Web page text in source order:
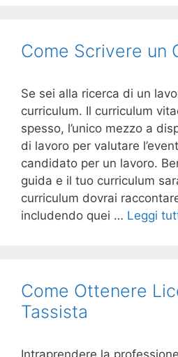
Come Scrivere un
Se sei alla ricerca di un
curriculum. Il curriculum
spesso, l’unico mezzo a
di lavoro per valutare
candidato per un lavoro.
guida e il tuo curriculum
curriculum dovrai
includendo quei … Leggi
Come Ottenere
Tassista
Intraprendere la